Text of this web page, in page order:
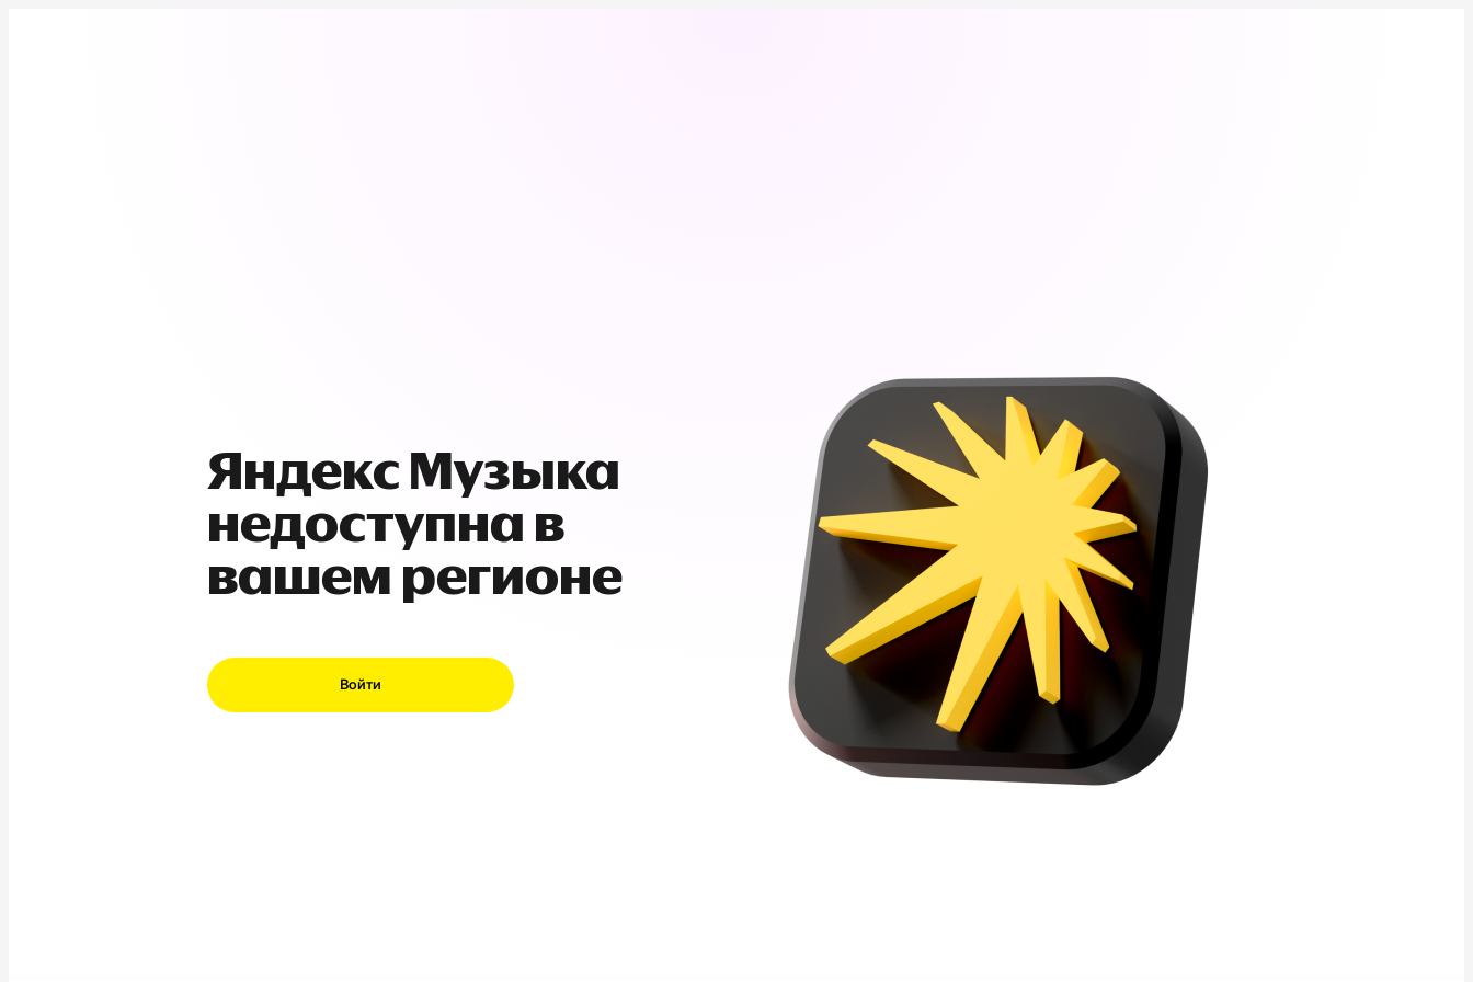
Яндекс Музыка
недоступна в
вашем регионе
Войти